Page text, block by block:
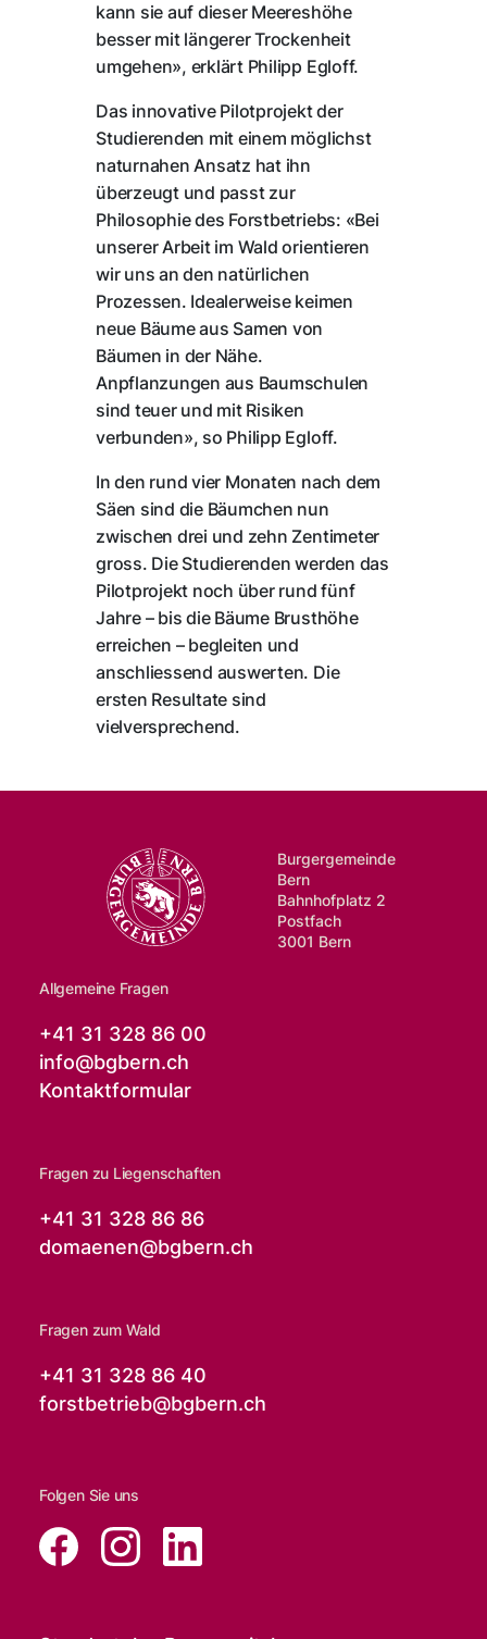
kann sie auf dieser Meereshöhe
besser mit längerer Trockenheit
umgehen», erklärt Philipp Egloff.
Das innovative Pilotprojekt der
Studierenden mit einem möglichst
naturnahen Ansatz hat ihn
überzeugt und passt zur
Philosophie des Forstbetriebs: «Bei
unserer Arbeit im Wald orientieren
wir uns an den natürlichen
Prozessen. Idealerweise keimen
neue Bäume aus Samen von
Bäumen in der Nähe.
Anpflanzungen aus Baumschulen
sind teuer und mit Risiken
verbunden», so Philipp Egloff.
In den rund vier Monaten nach dem
Säen sind die Bäumchen nun
zwischen drei und zehn Zentimeter
gross. Die Studierenden werden das
Pilotprojekt noch über rund fünf
Jahre – bis die Bäume Brusthöhe
erreichen – begleiten und
anschliessend auswerten. Die
ersten Resultate sind
vielversprechend.
Burgergemeinde
Bern
Bahnhofplatz 2
Postfach
3001 Bern
Allgemeine Fragen
+41 31 328 86 00
info@bgbern.ch
Kontaktformular
Fragen zu Liegenschaften
+41 31 328 86 86
domaenen@bgbern.ch
Fragen zum Wald
+41 31 328 86 40
forstbetrieb@bgbern.ch
Folgen Sie uns